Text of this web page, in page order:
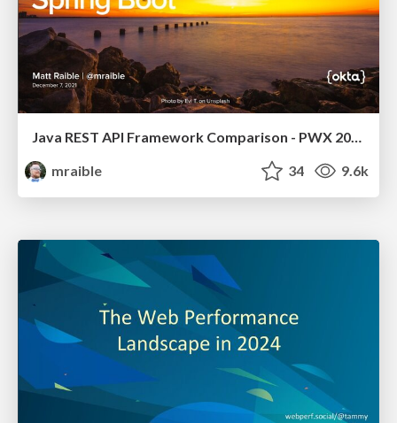
Java REST API Framework Comparison - PWX 2021
mraible
34 9.6k